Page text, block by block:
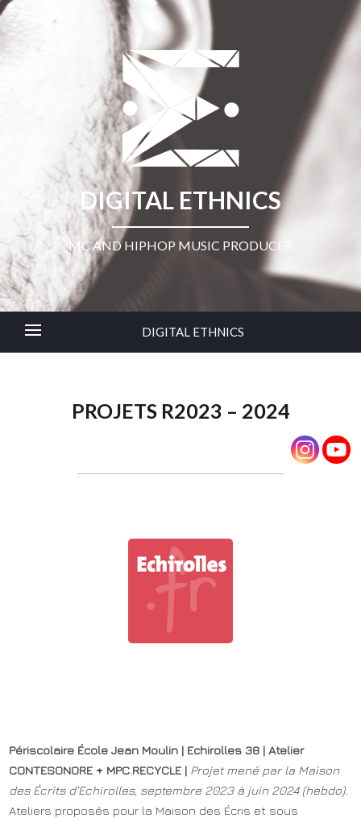
DIGITAL ETHNICS
MC AND HIPHOP MUSIC PRODUCER
DIGITAL ETHNICS
PROJETS R2023 – 2024
Périscolaire École Jean Moulin | Echirolles 38 | Atelier
CONTESONORE + MPC.RECYCLE | Projet mené par la Maison
des Écrits d’Echirolles, septembre 2023 à juin 2024 (hebdo).
Ateliers proposés pour la Maison des Écris et sous